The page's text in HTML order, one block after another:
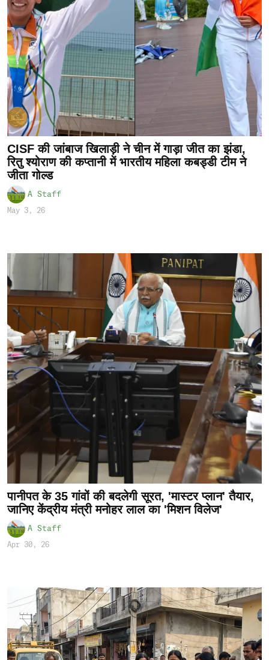
CISF की जांबाज खिलाड़ी ने चीन में गाड़ा जीत का झंडा,
रितु श्योराण की कप्तानी में भारतीय महिला कबड्डी टीम ने
जीता गोल्ड
A Staff
May 3, 26
पानीपत के 35 गांवों की बदलेगी सूरत, 'मास्टर प्लान' तैयार,
जानिए केंद्रीय मंत्री मनोहर लाल का 'मिशन विलेज'
A Staff
Apr 30, 26